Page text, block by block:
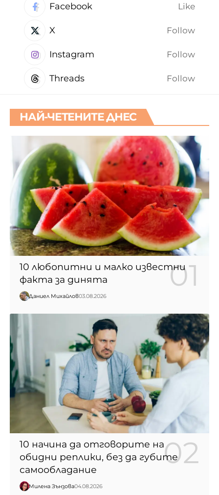
Facebook Like
X Follow
Instagram Follow
Threads Follow
НАЙ-ЧЕТЕНИТЕ ДНЕС
10 любопитни и малко известни
факта за динята
Даниел Михайлов03.08.2026
10 начина да отговорите на
обидни реплики, без да губите
самообладание
Милена Зънзова04.08.2026